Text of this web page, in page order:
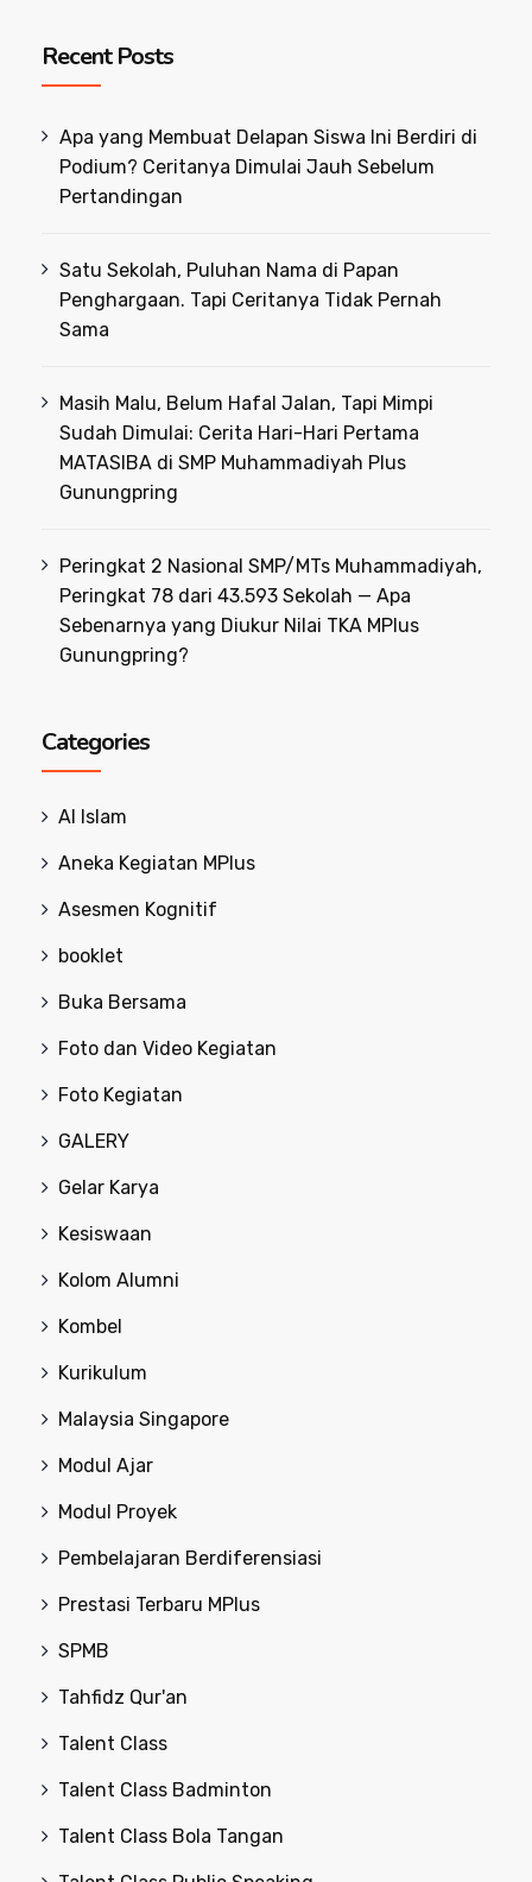
Recent Posts
Apa yang Membuat Delapan Siswa Ini Berdiri di
Podium? Ceritanya Dimulai Jauh Sebelum
Pertandingan
Satu Sekolah, Puluhan Nama di Papan
Penghargaan. Tapi Ceritanya Tidak Pernah
Sama
Masih Malu, Belum Hafal Jalan, Tapi Mimpi
Sudah Dimulai: Cerita Hari-Hari Pertama
MATASIBA di SMP Muhammadiyah Plus
Gunungpring
Peringkat 2 Nasional SMP/MTs Muhammadiyah,
Peringkat 78 dari 43.593 Sekolah — Apa
Sebenarnya yang Diukur Nilai TKA MPlus
Gunungpring?
Categories
Al Islam
Aneka Kegiatan MPlus
Asesmen Kognitif
booklet
Buka Bersama
Foto dan Video Kegiatan
Foto Kegiatan
GALERY
Gelar Karya
Kesiswaan
Kolom Alumni
Kombel
Kurikulum
Malaysia Singapore
Modul Ajar
Modul Proyek
Pembelajaran Berdiferensiasi
Prestasi Terbaru MPlus
SPMB
Tahfidz Qur'an
Talent Class
Talent Class Badminton
Talent Class Bola Tangan